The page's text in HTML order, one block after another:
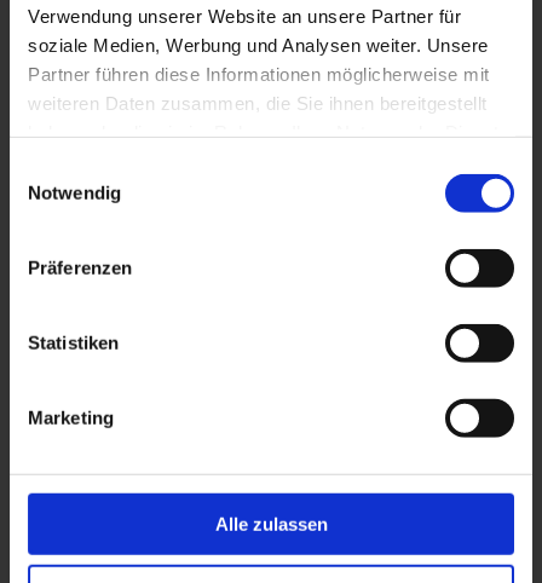
Verwendung unserer Website an unsere Partner für
soziale Medien, Werbung und Analysen weiter. Unsere
Partner führen diese Informationen möglicherweise mit
weiteren Daten zusammen, die Sie ihnen bereitgestellt
Notwendig
Präferenzen
Statistiken
Marketing
Alle zulassen
BRANDWERK GmbH
80538 München
Social-Auftritte